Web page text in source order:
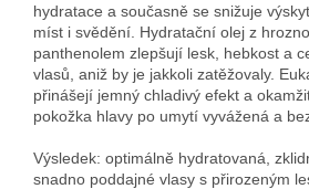
hydratace a současně se snižuje
míst i svědění. Hydratační olej z
panthenolem zlepšují lesk, hebkost a
vlasů, aniž by je jakkoli zatěžovaly.
přinášejí jemný chladivý efekt a
pokožka hlavy po umytí vyvážená a
Výsledek: optimálně hydratovaná,
snadno poddajné vlasy s přirozeným